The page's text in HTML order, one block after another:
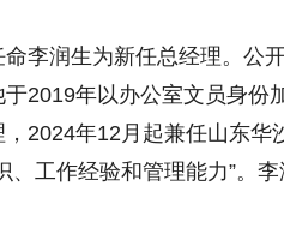
李润生为新任总经理。公
2019年以办公室文员身份
2024年12月起兼任山东华
、工作经验和管理能力”。